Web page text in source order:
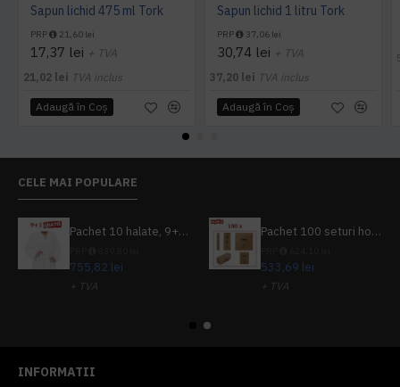
Sapun lichid 475 ml Tork
PRP 21,60 lei
17,37 lei + TVA
21,02 lei TVA inclus
Adaugă în Coş
Sapun lichid 1 litru Tork
PRP 37,06 lei
30,74 lei + TVA
37,20 lei TVA inclus
Adaugă în Coş
CELE MAI POPULARE
Pachet 10 halate, 9+1 gratuit
755,82 lei
+ TVA
Pachet 100 seturi hoteliere, set dentar, set barbierit, casca de dus, pila unghii, set cusut
533,69 lei
+ TVA
INFORMATII